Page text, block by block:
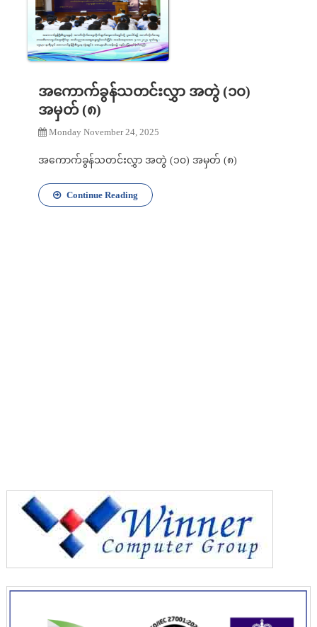
အကောက်ခွန်သတင်းလွှာ အတွဲ (၁၀)
အမှတ် (၈)
Monday November 24, 2025
အကောက်ခွန်သတင်းလွှာ အတွဲ (၁၀) အမှတ် (၈)
Continue Reading